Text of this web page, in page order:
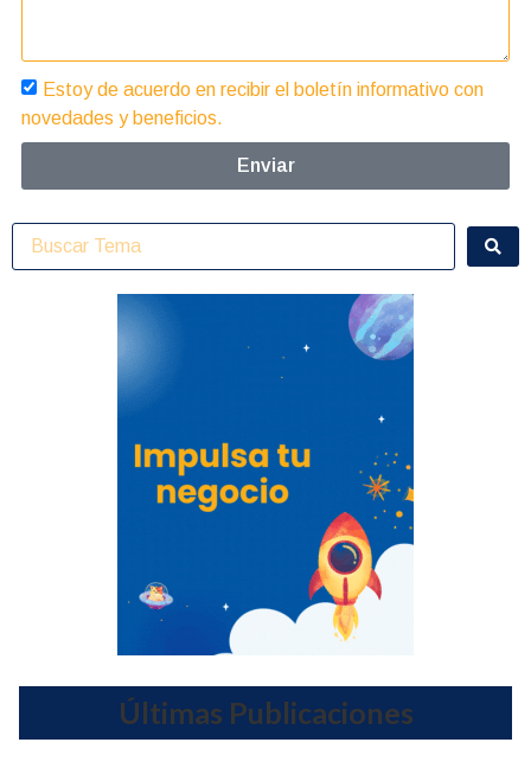
Estoy de acuerdo en recibir el boletín informativo con
novedades y beneficios.
Enviar
Últimas Publicaciones